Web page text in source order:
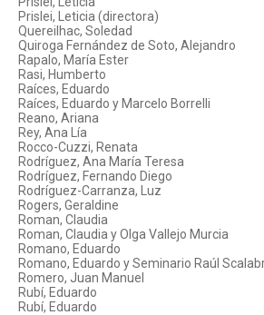
Prislei, Leticia (directora)
Quereilhac, Soledad
Quiroga Fernández de Soto, Alejandro
Rapalo, María Ester
Rasi, Humberto
Raíces, Eduardo
Raíces, Eduardo y Marcelo Borrelli
Reano, Ariana
Rey, Ana Lía
Rocco-Cuzzi, Renata
Rodríguez, Ana María Teresa
Rodríguez, Fernando Diego
Rodríguez-Carranza, Luz
Rogers, Geraldine
Roman, Claudia
Roman, Claudia y Olga Vallejo Murcia
Romano, Eduardo
Romano, Eduardo y Seminario Raúl
Romero, Juan Manuel
Rubí, Eduardo
Rubí, Eduardo